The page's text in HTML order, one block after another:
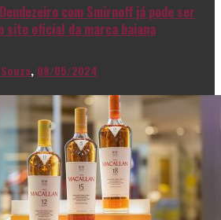
com Smirnoff já pode ser
site oficial da marca baiana
, 08/05/2024